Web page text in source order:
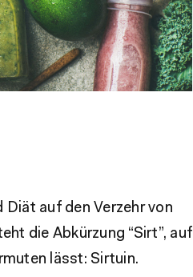
auf den Verzehr von
die Abkürzung “Sirt”, auf
lässt: Sirtuin.